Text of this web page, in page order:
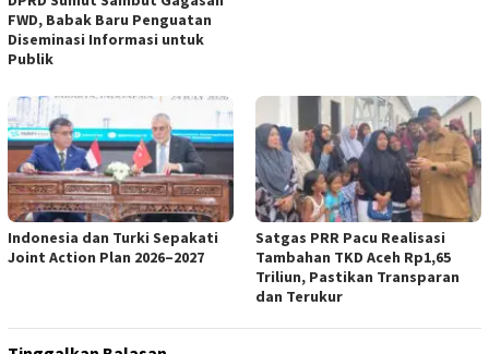
FWD, Babak Baru Penguatan
Diseminasi Informasi untuk
Publik
Indonesia dan Turki Sepakati
Joint Action Plan 2026–2027
Satgas PRR Pacu Realisasi
Tambahan TKD Aceh Rp1,65
Triliun, Pastikan Transparan
dan Terukur